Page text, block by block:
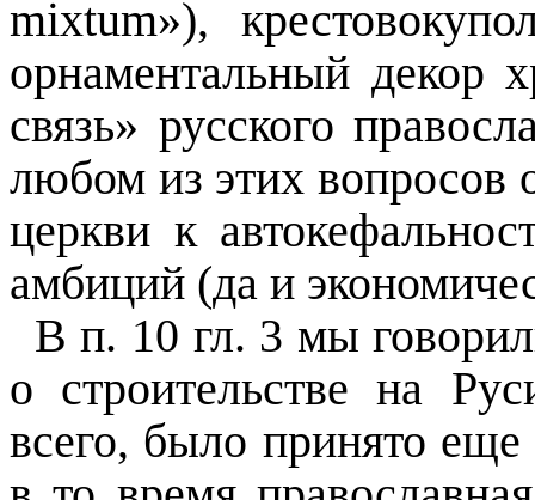
mixtum»),
орнаментальный декор
связь» русского
любом из этих вопросов
церкви к
амбиций (да и
В п. 10 гл. 3 мы
о строительстве на
всего, было принято